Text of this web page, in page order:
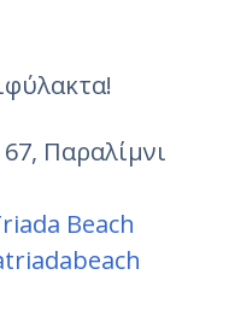
Παραλίμνι
Beach